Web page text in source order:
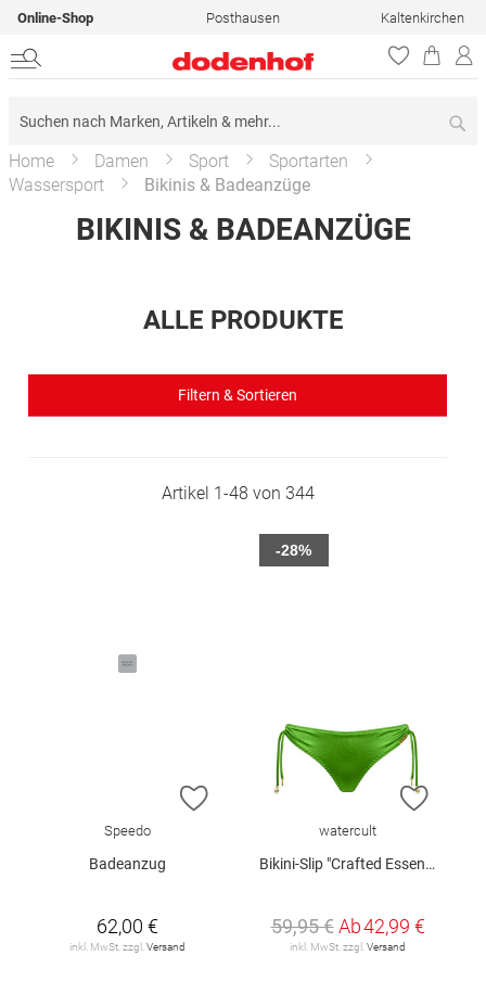
Online-Shop Posthausen Kaltenkirchen
Home Damen Sport
Sportarten
Wassersport
Bikinis & Badeanzüge
BIKINIS & BADEANZÜGE
ALLE PRODUKTE
Filtern & Sortieren
Artikel 1-48 von 344
ZUR WUNSCHLISTE HINZUFÜGEN
Speedo
Badeanzug
62,00 €
inkl. MwSt. zzgl. Versand
ZUR
watercult
Bikini-Slip "Crafted Essentials"
59,95 € Ab42,99 €
inkl. MwSt. zzgl. Versand
-28%